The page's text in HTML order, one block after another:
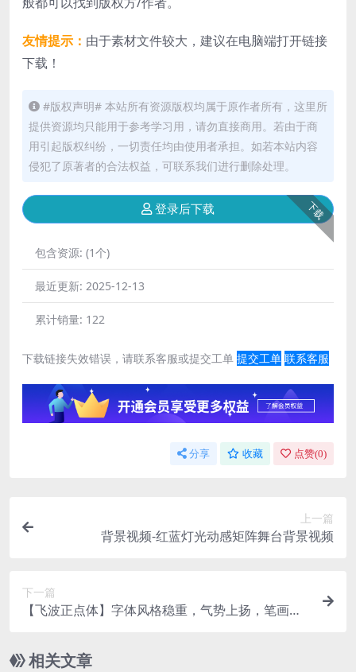
友情提示： 由于素材文件较大，建议在电脑端打开链接
下载！
#版权声明# 本站所有资源版权均属于原作者所有，这里所
提供资源均只能用于参考学习用，请勿直接商用。若由于商
用引起版权纠纷，一切责任均由使用者承担。如若本站内容
侵犯了原著者的合法权益，可联系我们进行删除处理。
下载
登录后下载
包含资源: (1个)
最近更新: 2025-12-13
累计销量: 122
下载链接失效错误，请联系客服或提交工单 提交工单 联系客服
分享 收藏 点赞(0)
上一篇
背景视频-红蓝灯光动感矩阵舞台背景视频
下一篇
【飞波正点体】字体风格稳重，气势上扬，笔画厚
相关文章